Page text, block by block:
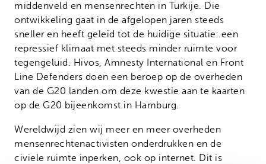
middenveld en mensenrechten in Turkije. Die
ontwikkeling gaat in de afgelopen jaren steeds
sneller en heeft geleid tot de huidige situatie: een
repressief klimaat met steeds minder ruimte voor
tegengeluid. Hivos, Amnesty International en Front
Line Defenders doen een beroep op de overheden
van de G20 landen om deze kwestie aan te kaarten
op de G20 bijeenkomst in Hamburg.
Wereldwijd zien wij meer en meer overheden
mensenrechtenactivisten onderdrukken en de
civiele ruimte inperken, ook op internet. Dit is